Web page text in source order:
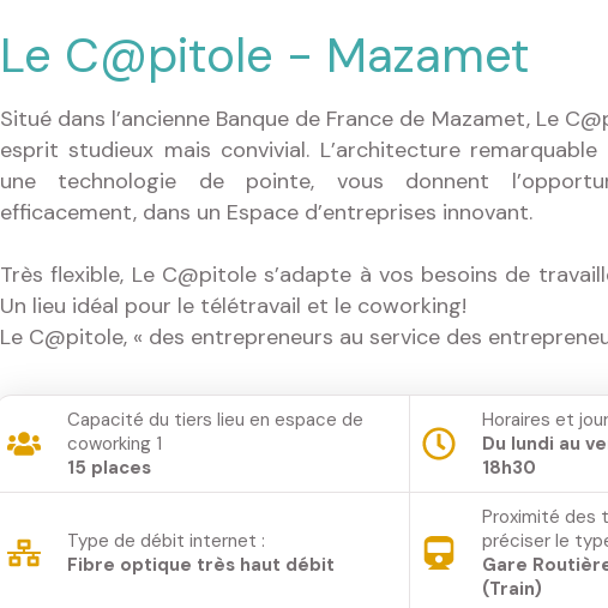
Le C@pitole - Mazamet
Situé dans l’ancienne Banque de France de Mazamet, Le
esprit studieux mais convivial. L’architecture
une technologie de pointe, vous donnent
efficacement, dans un Espace d’entreprises innovant.
Très flexible, Le C@pitole s’adapte à vos besoins de
Un lieu idéal pour le télétravail et le coworking!
Le C@pitole, « des entrepreneurs au service des
Capacité du tiers lieu en espace de
coworking 1
15 places
Horaires et
Du lundi au
18h30
Type de débit internet :
Fibre optique très haut débit
Proximité des
préciser le
Gare
(Train)